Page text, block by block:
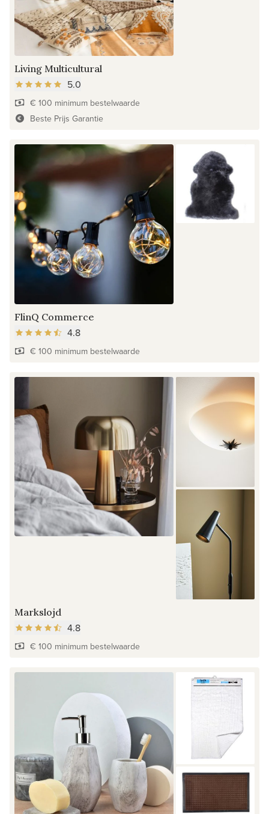
Living Multicultural
5.0
€ 100 minimum bestelwaarde
Beste Prijs Garantie
FlinQ Commerce
4.8
€ 100 minimum bestelwaarde
Markslojd
4.8
€ 100 minimum bestelwaarde